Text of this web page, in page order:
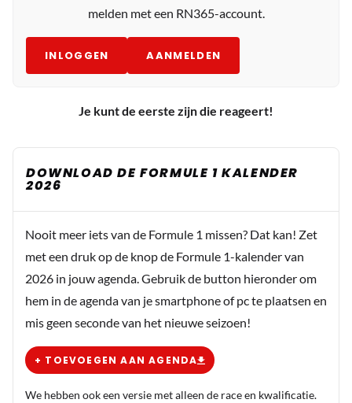
melden met een RN365-account.
INLOGGEN AANMELDEN
Je kunt de eerste zijn die reageert!
DOWNLOAD DE FORMULE 1 KALENDER
2026
Nooit meer iets van de Formule 1 missen? Dat kan! Zet
met een druk op de knop de Formule 1-kalender van
2026 in jouw agenda. Gebruik de button hieronder om
hem in de agenda van je smartphone of pc te plaatsen en
mis geen seconde van het nieuwe seizoen!
+ TOEVOEGEN AAN AGENDA
We hebben ook een versie met alleen de race en kwalificatie.